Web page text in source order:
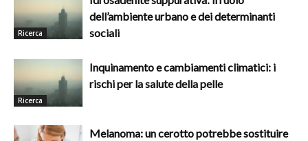
Ricerca
dell’ambiente urbano e dei determinanti
sociali
Ricerca
Inquinamento e cambiamenti climatici: i
rischi per la salute della pelle
Melanoma: un cerotto potrebbe sostituire